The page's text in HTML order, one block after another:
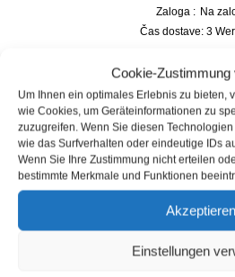
Cookie-Zustimmung
Um Ihnen ein optimales Erlebnis zu bieten,
wie Cookies, um Geräteinformationen zu
zuzugreifen. Wenn Sie diesen
wie das Surfverhalten oder eindeutige IDs
Wenn Sie Ihre Zustimmung nicht erteilen
bestimmte Merkmale und Funktionen
Akzeptieren
Einstellungen
Zaloga : Na
Čas dostave: 3